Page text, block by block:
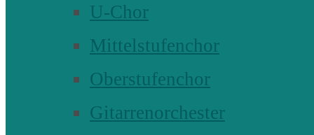
U-Chor
Mittelstufenchor
Oberstufenchor
Gitarrenorchester